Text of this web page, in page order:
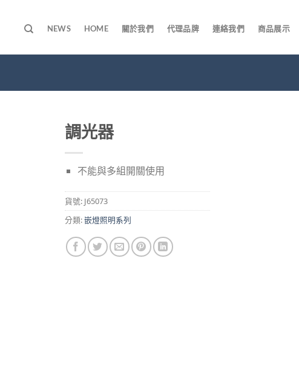
NEWS HOME 關於我們 代理品牌 連絡我們 商品展示
調光器
不能與多組開關使用
貨號: J65073
分類:嵌燈照明系列